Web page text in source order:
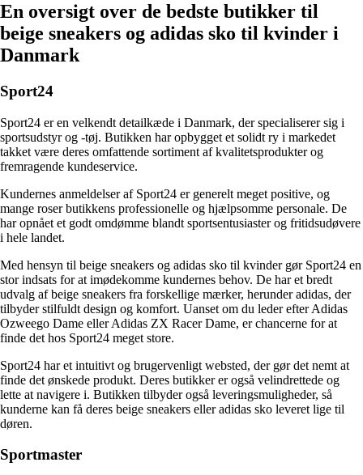
En oversigt over de bedste butikker til
beige sneakers og adidas sko til kvinder i
Danmark
Sport24
Sport24 er en velkendt detailkæde i Danmark, der specialiserer sig i
sportsudstyr og -tøj. Butikken har opbygget et solidt ry i markedet
takket være deres omfattende sortiment af kvalitetsprodukter og
fremragende kundeservice.
Kundernes anmeldelser af Sport24 er generelt meget positive, og
mange roser butikkens professionelle og hjælpsomme personale. De
har opnået et godt omdømme blandt sportsentusiaster og fritidsudøvere
i hele landet.
Med hensyn til beige sneakers og adidas sko til kvinder gør Sport24 en
stor indsats for at imødekomme kundernes behov. De har et bredt
udvalg af beige sneakers fra forskellige mærker, herunder adidas, der
tilbyder stilfuldt design og komfort. Uanset om du leder efter Adidas
Ozweego Dame eller Adidas ZX Racer Dame, er chancerne for at
finde det hos Sport24 meget store.
Sport24 har et intuitivt og brugervenligt websted, der gør det nemt at
finde det ønskede produkt. Deres butikker er også velindrettede og
lette at navigere i. Butikken tilbyder også leveringsmuligheder, så
kunderne kan få deres beige sneakers eller adidas sko leveret lige til
døren.
Sportmaster